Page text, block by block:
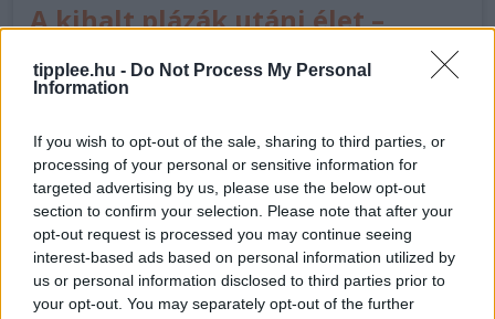
tipplee.hu - Do Not Process My Personal
Information
If you wish to opt-out of the sale, sharing to third parties, or
processing of your personal or sensitive information for
targeted advertising by us, please use the below opt-out
section to confirm your selection. Please note that after your
opt-out request is processed you may continue seeing
interest-based ads based on personal information utilized by
us or personal information disclosed to third parties prior to
your opt-out. You may separately opt-out of the further
A kihalt plázák utáni élet –
közösségi célponttá?
Anne's-ben jártál, szándékosan kerested fel őket,
vagy csak véletlenül bukkantál rájuk? A GoTo Foods
új vezérigazgatója, Omer Gajial szerint ez a kérdés
kulcsfontosságú…